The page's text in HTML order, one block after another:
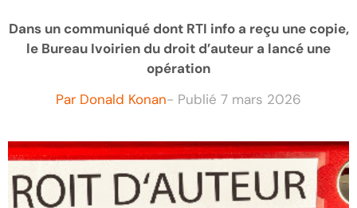
Dans un communiqué dont RTI info a reçu une copie,
le Bureau Ivoirien du droit d’auteur a lancé une
opération
Par Donald Konan- Publié 7 mars 2026